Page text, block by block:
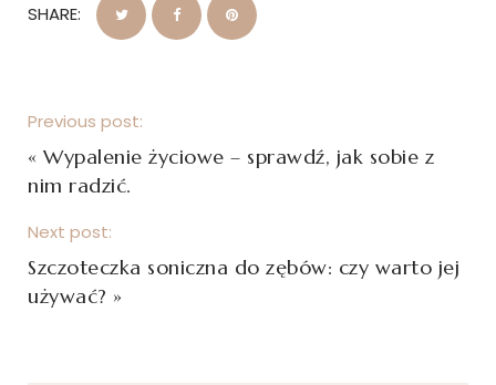
SHARE:
Previous post:
« Wypalenie życiowe – sprawdź, jak sobie z
nim radzić.
Next post:
Szczoteczka soniczna do zębów: czy warto jej
używać? »